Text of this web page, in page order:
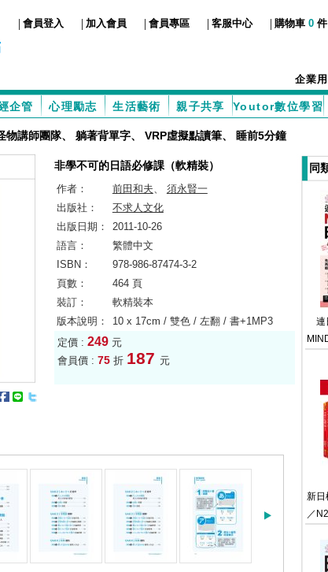
| 會員登入 | 加入會員 | 會員專區 | 客服中心 | 購物車 0 件
企業
企管 心理勵志 生活藝術 親子共享 Youtor數位學習
物講師團隊、 躺著背單字、 VRP虛擬點讀筆、 睡前5分鐘
非學不可的日語必修課（軟精裝）
作者： 前田和夫、 須永賢一
出版社：
不求人文化
出版日期：
2011-10-26
語言：
繁體中文
ISBN：
978-986-87474-3-2
頁數：
464 頁
裝訂：
軟精裝本
版本說明：
10 x 17cm / 雙色 / 左翻 / 書+1MP3
定價 : 249 元
會員價 : 75折 187 元
同
連
新日
／
解
器